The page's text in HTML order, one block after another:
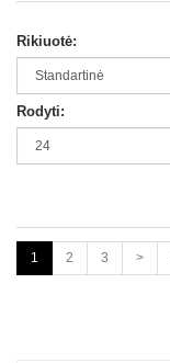
Rikiuotė:
Rodyti:
1 2 3 >